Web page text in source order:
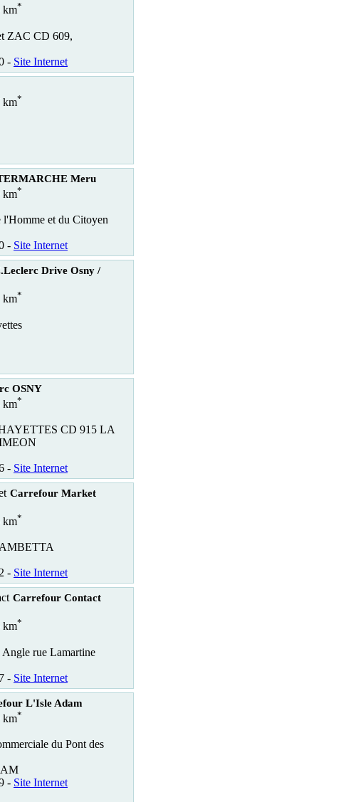
km*
ZAC CD 609,
- Site Internet
km*
Meru
km*
l'Homme et du Citoyen
- Site Internet
Drive Osny /
km*
OSNY
km*
CD 915 LA
- Site Internet
Carrefour Market
km*
- Site Internet
Carrefour Contact
km*
rue Lamartine
- Site Internet
L'Isle Adam
km*
du Pont des
- Site Internet